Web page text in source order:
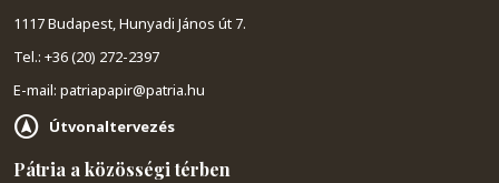
1117 Budapest, Hunyadi János út 7.
Tel.: +36 (20) 272-2397
E-mail: patriapapir@patria.hu
Útvonaltervezés
Pátria a közösségi térben